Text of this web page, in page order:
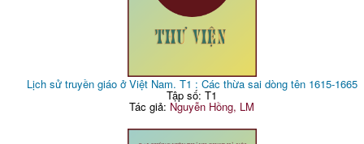
Lịch sử truyền giáo ở Việt Nam. T1 : Các thừa sai dòng tên 1615-1665
Tập số: T1
Tác giả: Nguyễn Hồng, LM